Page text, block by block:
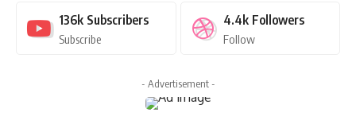
136k Subscribers
Subscribe
4.4k Followers
Follow
- Advertisement -